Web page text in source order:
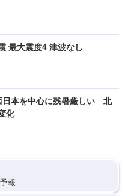
最大震度4 津波なし
本を中心に残暑厳しい 北
化
報